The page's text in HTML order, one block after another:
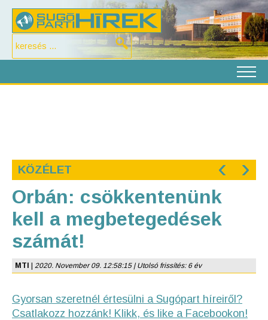
KÖZÉLET ‹ ›
Orbán: csökkentenünk
kell a megbetegedések
számát!
MTI 2020. November 09. 12:58:15 | Utolsó frissítés: 6 év
Gyorsan szeretnél értesülni a Sugópart híreiről?
Csatlakozz hozzánk! Klikk, és like a Facebookon!